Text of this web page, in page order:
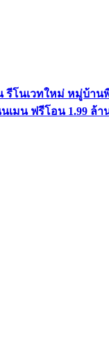
รีโนเวทใหม่ หมู่บ้าน
เมน ฟรีโอน 1.99 ล้า